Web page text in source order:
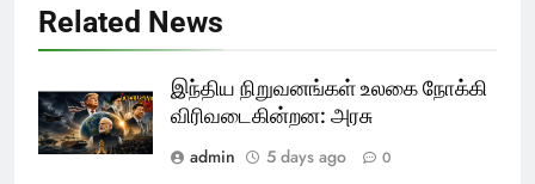
Related News
இந்திய நிறுவனங்கள் உலகை நோக்கி
விரிவடைகின்றன: அரசு
admin
5 days ago 0